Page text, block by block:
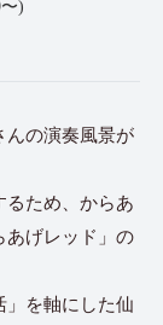
)
んの演奏風景が
るため、からあ
あげレッド」の
」を軸にした仙